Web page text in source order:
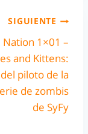
SIGUIENTE
Nation 1×01 –
and Kittens:
piloto de la
de zombis
de SyFy